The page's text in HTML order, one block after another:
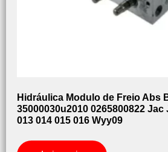
Hidráulica Modulo de Freio Abs
35000030u2010 0265800822 Jac
013 014 015 016 Wyy09